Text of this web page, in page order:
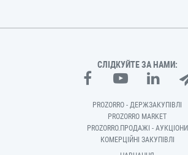
СЛІДКУЙТЕ ЗА НАМИ:
PROZORRO - ДЕРЖЗАКУПІВЛІ
PROZORRO MARKET
PROZORRO.ПРОДАЖІ - АУКЦІОНИ
КОМЕРЦІЙНІ ЗАКУПІВЛІ